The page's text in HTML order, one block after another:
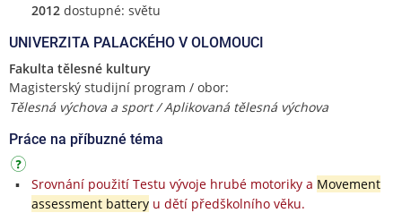
2012dostupné: světu
UNIVERZITA PALACKÉHO V OLOMOUCI
Fakulta tělesné kultury
Magisterský studijní program / obor:
Tělesná výchova a sport / Aplikovaná tělesná výchova
Práce na příbuzné téma
Srovnání použití Testu vývoje hrubé motoriky a Movement
assessment batteryu dětí předškolního věku.